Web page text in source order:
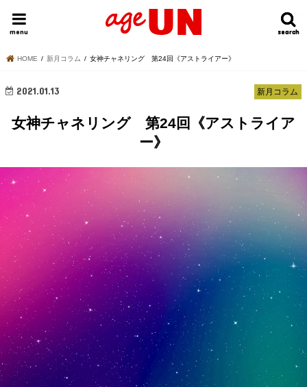
search
search
menu
HOME 今日の運勢ランキング 明日の運勢ランキング 今週の運勢
HOME 新月コラム 女神チャネリング 第24回《アストライアー》
新月コラム
2021.01.13
女神チャネリング 第24回《アストライア
ー》